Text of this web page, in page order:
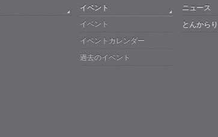
イベント
イベント
イベントカレンダー
過去のイベント
ニュース
とんから